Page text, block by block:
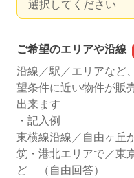
ご希望のエリアや沿線
沿線／駅／エリアなど
望条件に近い物件が販
出来ます
・記入例
東横線沿線／自由ヶ丘
筑・港北エリアで／
ど （自由回答）